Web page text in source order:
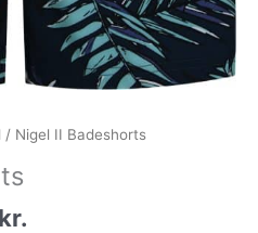
/ Nigel II Badeshorts
kr.